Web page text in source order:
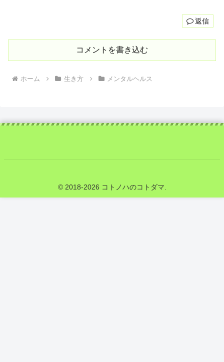
返信
コメントを書き込む
ホーム 生き方 メンタルヘルス
© 2018-2026 コトノハのコトダマ.